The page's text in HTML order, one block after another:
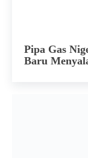
Pipa Gas
Baru